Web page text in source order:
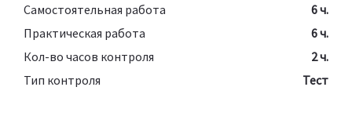
Самостоятельная работа
6 ч.
Практическая работа
6 ч.
Кол-во часов контроля
2 ч.
Тип контроля
Тест